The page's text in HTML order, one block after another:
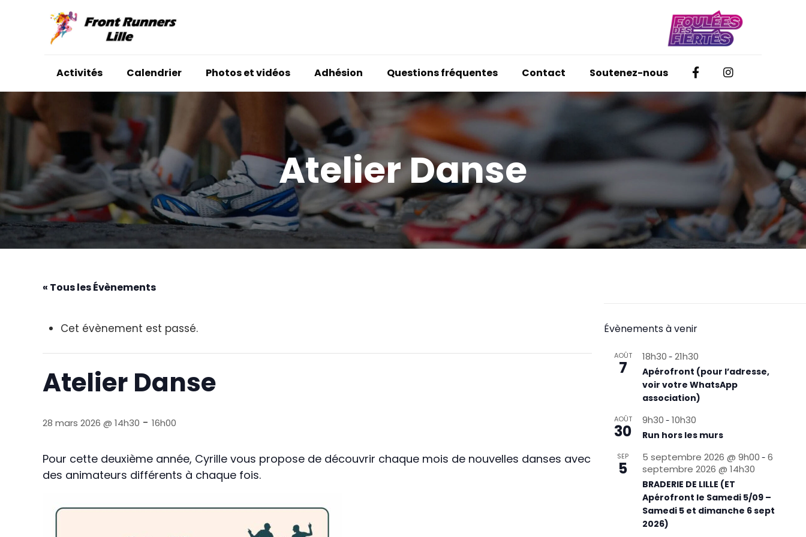
Activités Calendrier Photos et vidéos Adhésion Questions fréquentes Contact Soutenez-nous FacebookInstagram
Atelier Danse
« Tous les Évènements
Cet évènement est passé.
Atelier Danse
28 mars 2026 @ 14h30 -16h00
Pour cette deuxième année, Cyrille vous propose de découvrir chaque mois de nouvelles danses avec
des animateurs différents à chaque fois.
Évènements à venir
AOÛT
7
18h30 - 21h30
Apérofront (pour l’adresse,
voir votre WhatsApp
association)
AOÛT
30
9h30 - 10h30
Run hors les murs
SEP
5
5 septembre 2026 @ 9h00 - 6
septembre 2026 @ 14h30
BRADERIE DE LILLE (ET
Apérofront le Samedi 5/09 –
Samedi 5 et dimanche 6 sept
2026)